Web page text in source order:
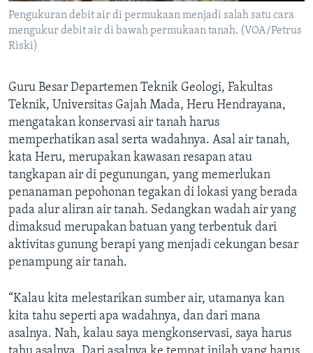
Pengukuran debit air di permukaan menjadi salah satu cara
mengukur debit air di bawah permukaan tanah. (VOA/Petrus
Riski)
Guru Besar Departemen Teknik Geologi, Fakultas
Teknik, Universitas Gajah Mada, Heru Hendrayana,
mengatakan konservasi air tanah harus
memperhatikan asal serta wadahnya. Asal air tanah,
kata Heru, merupakan kawasan resapan atau
tangkapan air di pegunungan, yang memerlukan
penanaman pepohonan tegakan di lokasi yang berada
pada alur aliran air tanah. Sedangkan wadah air yang
dimaksud merupakan batuan yang terbentuk dari
aktivitas gunung berapi yang menjadi cekungan besar
penampung air tanah.
“Kalau kita melestarikan sumber air, utamanya kan
kita tahu seperti apa wadahnya, dan dari mana
asalnya. Nah, kalau saya mengkonservasi, saya harus